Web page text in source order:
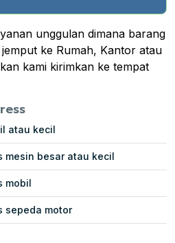
unggulan dimana barang
ke Rumah, Kantor atau
kami kirimkan ke tempat
atau kecil
mesin besar atau kecil
mobil
sepeda motor